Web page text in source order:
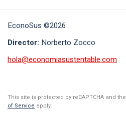
EconoSus ©2026
Director: Norberto Zocco
hola@economiasustentable.com
This site is protected by reCAPTCHA and the
of Service apply.